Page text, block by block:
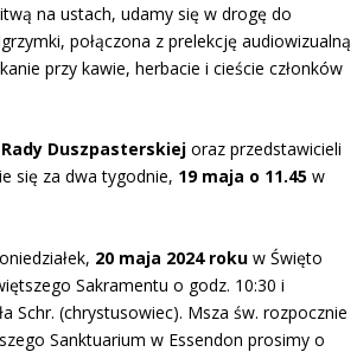
na ustach, udamy się w drogę do
połączona z prelekcję audiowizualną
przy kawie, herbacie i cieście członków
Duszpasterskiej oraz przedstawicieli
się za dwa tygodnie, 19 maja o 11.45 w
20 maja 2024 roku w Święto
Sakramentu o godz. 10:30 i
Schr. (chrystusowiec). Msza św. rozpocznie
Sanktuarium w Essendon prosimy o